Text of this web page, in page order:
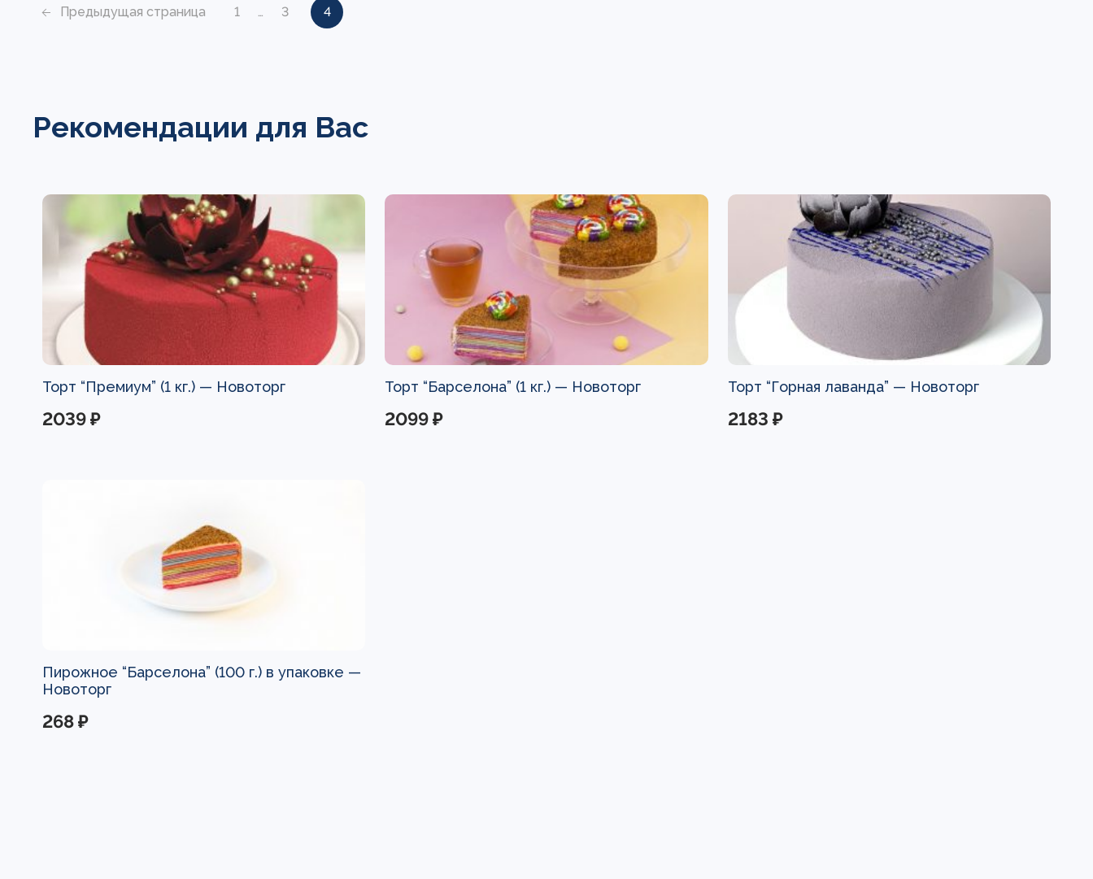
Предыдущая страница 1 … 3 4
Рекомендации для Вас
Торт “Премиум” (1 кг.) — Новоторг
2039 ₽
Торт “Барселона” (1 кг.) — Новоторг
2099 ₽
Торт “Горная лаванда” — Новоторг
2183 ₽
Пирожное “Барселона” (100 г.) в упаковке —
Новоторг
268 ₽